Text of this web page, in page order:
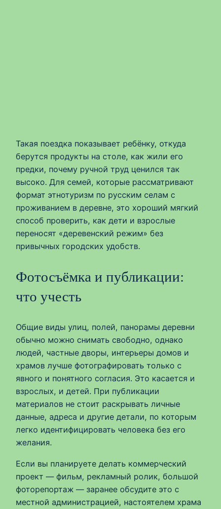
Такая поездка показывает ребёнку, откуда
берутся продукты на столе, как жили его
предки, почему ручной труд ценился так
высоко. Для семей, которые рассматривают
формат этнотуризм по русским селам с
проживанием в деревне, это хороший мягкий
способ проверить, как дети и взрослые
переносят «деревенский режим» без
привычных городских удобств.
Фотосъёмка и публикации:
что учесть
Общие виды улиц, полей, панорамы деревни
обычно можно снимать свободно, однако
людей, частные дворы, интерьеры домов и
храмов лучше фотографировать только с
явного и понятного согласия. Это касается и
взрослых, и детей. При публикации
материалов не стоит раскрывать личные
данные, адреса и другие детали, по которым
легко идентифицировать человека без его
желания.
Если вы планируете делать коммерческий
проект — фильм, рекламный ролик, большой
фоторепортаж — заранее обсудите это с
местной администрацией, настоятелем храма